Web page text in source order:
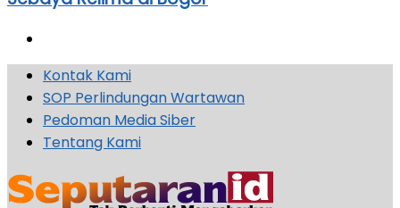
Kontak Kami
SOP Perlindungan Wartawan
Pedoman Media Siber
Tentang Kami